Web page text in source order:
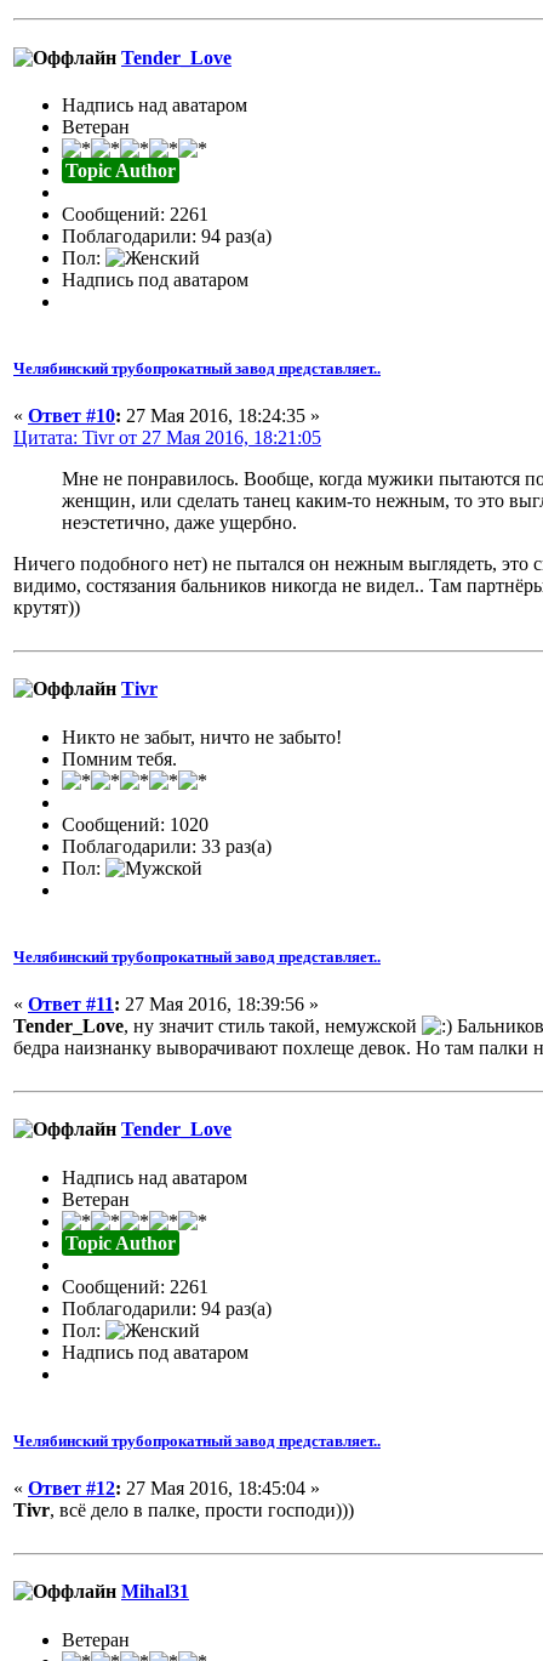
Tender_Love
Надпись над аватаром
Ветеран
Topic Author
Сообщений: 2261
Поблагодарили: 94 раз(а)
Пол:
Надпись под аватаром
Челябинский трубопрокатный завод представляет..
« Ответ #10: 27 Мая 2016, 18:24:35 »
Цитата: Tivr от 27 Мая 2016, 18:21:05
Мне не понравилось. Вообще, когда мужики пытаются
женщин, или сделать танец каким-то нежным, то это
неэстетично, даже ущербно.
Ничего подобного нет) не пытался он нежным выглядеть, это
видимо, состязания бальников никогда не видел.. Там
крутят))
Tivr
Никто не забыт, ничто не забыто!
Помним тебя.
Сообщений: 1020
Поблагодарили: 33 раз(а)
Пол:
Челябинский трубопрокатный завод представляет..
« Ответ #11: 27 Мая 2016, 18:39:56 »
Tender_Love, ну значит стиль такой, немужской
бедра наизнанку выворачивают похлеще девок. Но там палки
Tender_Love
Надпись над аватаром
Ветеран
Topic Author
Сообщений: 2261
Поблагодарили: 94 раз(а)
Пол:
Надпись под аватаром
Челябинский трубопрокатный завод представляет..
« Ответ #12: 27 Мая 2016, 18:45:04 »
Tivr, всё дело в палке, прости господи)))
Mihal31
Ветеран